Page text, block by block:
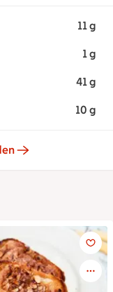
11 g
1 g
41 g
10 g